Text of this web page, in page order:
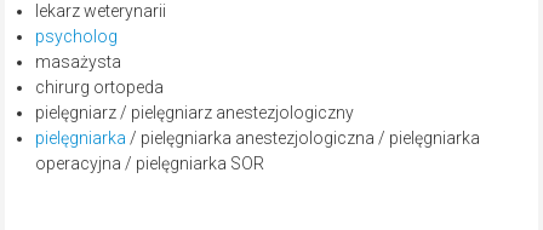
lekarz weterynarii
psycholog
masażysta
chirurg ortopeda
pielęgniarz / pielęgniarz anestezjologiczny
pielęgniarka / pielęgniarka anestezjologiczna / pielęgniarka
operacyjna / pielęgniarka SOR